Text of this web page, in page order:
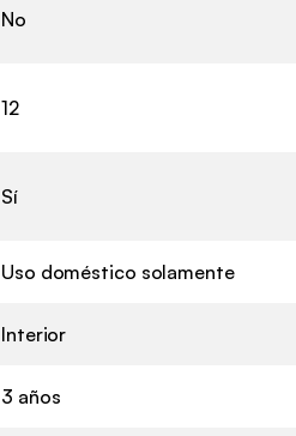
No
12
Sí
Uso doméstico solamente
Interior
3 años